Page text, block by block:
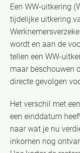
Een WW-uitkering
tijdelijke uitkering
wordt en aan de
tellen een WW-
maar beschouwen
directe gevolgen
Het verschil met
een einddatum
naar wat je nu
inkomen nog